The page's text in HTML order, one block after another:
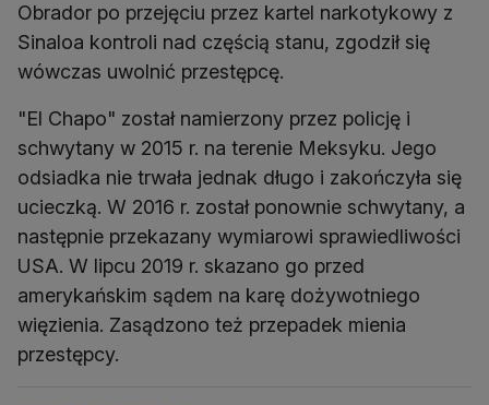
Obrador po przejęciu przez kartel narkotykowy z
Sinaloa kontroli nad częścią stanu, zgodził się
wówczas uwolnić przestępcę.
"El Chapo" został namierzony przez policję i
schwytany w 2015 r. na terenie Meksyku. Jego
odsiadka nie trwała jednak długo i zakończyła się
ucieczką. W 2016 r. został ponownie schwytany, a
następnie przekazany wymiarowi sprawiedliwości
USA. W lipcu 2019 r. skazano go przed
amerykańskim sądem na karę dożywotniego
więzienia. Zasądzono też przepadek mienia
przestępcy.